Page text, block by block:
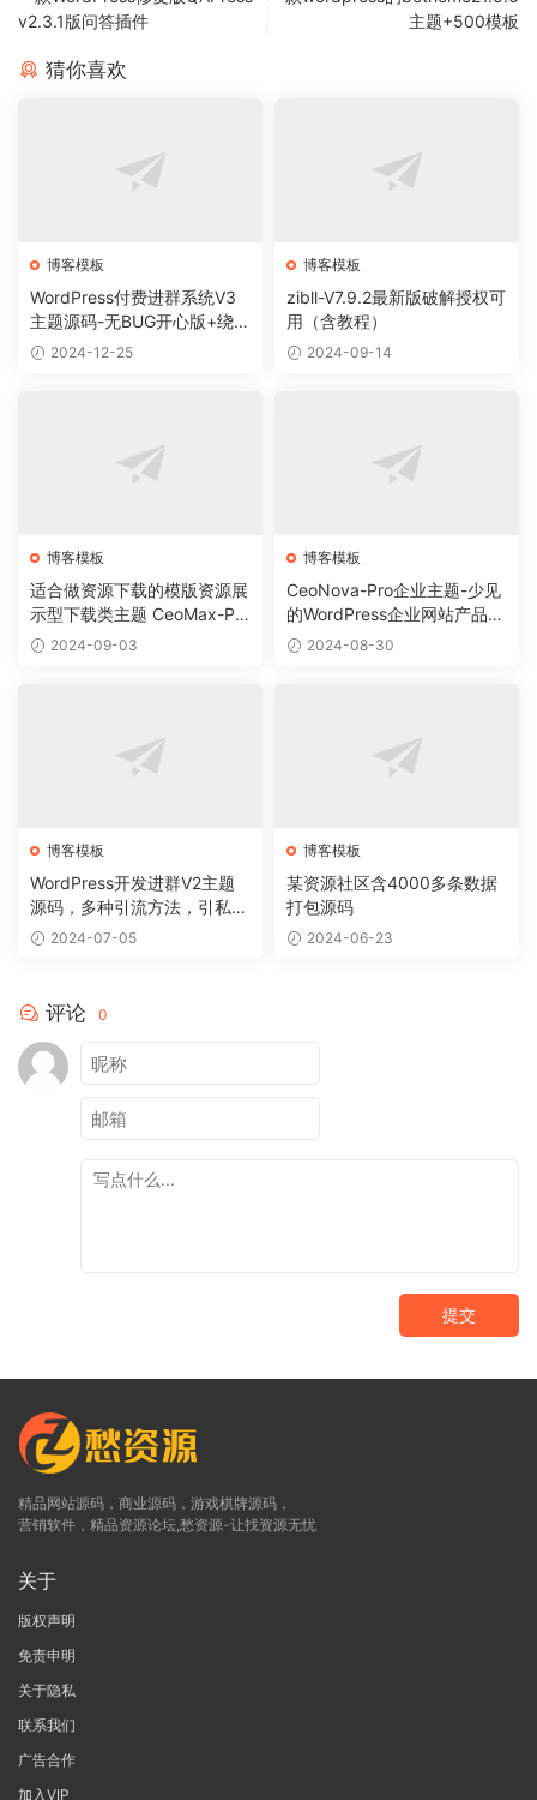
v2.3.1版问答插件
主题+500模板
猜你喜欢
博客模板
WordPress付费进群系统V3
主题源码-无BUG开心版+绕授
权教程2024-12-25
博客模板
zibll-V7.9.2最新版破解授权可
用（含教程）
2024-09-14
博客模板
适合做资源下载的模版资源展
示型下载类主题 CeoMax-Pro
_v7.6 开心版
2024-09-03
博客模板
CeoNova-Pro企业主题-少见
的WordPress企业网站产品展
示主题2024-08-30
博客模板
WordPress开发进群V2主题
源码，多种引流方法，引私域
二次变现
2024-07-05
博客模板
某资源社区含4000多条数据
打包源码
2024-06-23
评论 0
提交
精品网站源码，商业源码，游戏棋牌源码，
营销软件，精品资源论坛,愁资源-让找资源无忧
关于
版权声明
免责申明
关于隐私
联系我们
广告合作
加入VIP